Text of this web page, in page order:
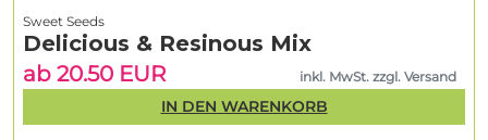
Sweet Seeds
Delicious & Resinous Mix
ab 20.50 EUR
inkl. MwSt. zzgl. Versand
IN DEN WARENKORB